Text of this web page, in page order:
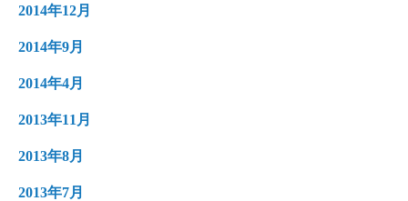
2014年12月
2014年9月
2014年4月
2013年11月
2013年8月
2013年7月